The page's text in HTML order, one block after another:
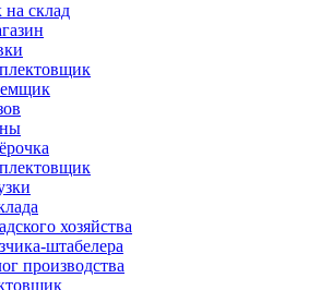
склад
хозяйства
штабелера
производства